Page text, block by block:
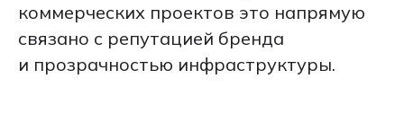
коммерческих проектов это напрямую
связано с репутацией бренда
и прозрачностью инфраструктуры.